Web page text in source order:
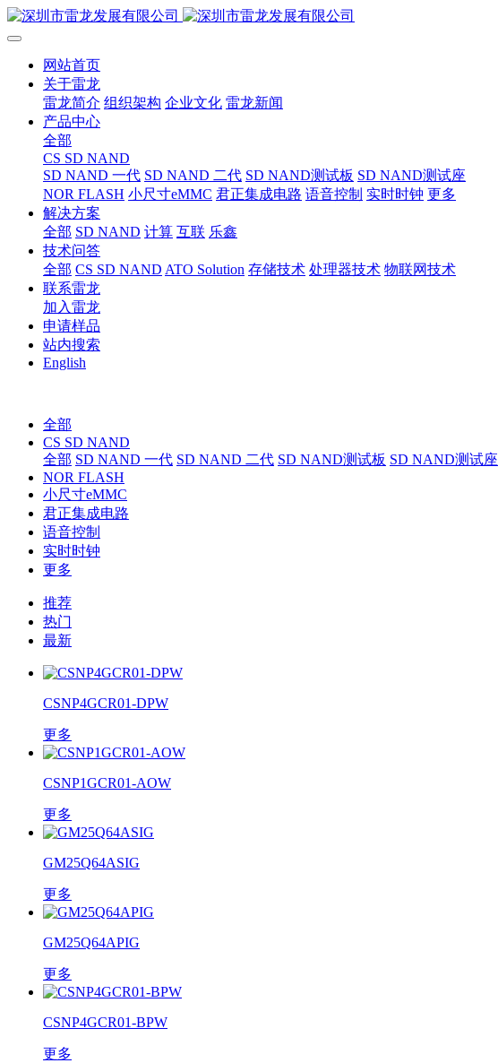
网站首页
关于雷龙
雷龙简介 组织架构 企业文化 雷龙新闻
产品中心
全部
CS SD NAND
SD NAND 一代 SD NAND 二代 SD NAND测试板 SD NAND测试座
NOR FLASH 小尺寸eMMC 君正集成电路 语音控制 实时时钟 更多
解决方案
全部 SD NAND 计算 互联 乐鑫
技术问答
全部 CS SD NAND ATO Solution 存储技术 处理器技术 物联网技术
联系雷龙
加入雷龙
申请样品
站内搜索
English
全部
CS SD NAND
全部 SD NAND 一代 SD NAND 二代 SD NAND测试板 SD NAND测试座
NOR FLASH
小尺寸eMMC
君正集成电路
语音控制
实时时钟
更多
推荐
热门
最新
CSNP4GCR01-DPW
更多
CSNP1GCR01-AOW
更多
GM25Q64ASIG
更多
GM25Q64APIG
更多
CSNP4GCR01-BPW
更多